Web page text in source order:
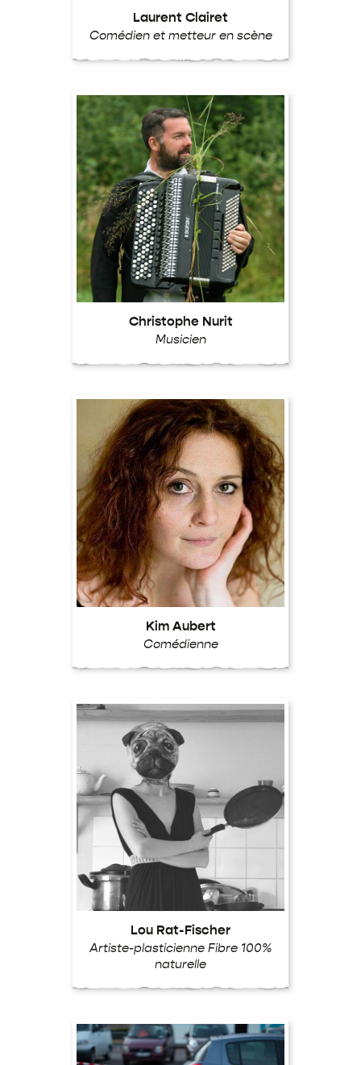
Laurent Clairet
Comédien et metteur en scène
Christophe Nurit
Musicien
Kim Aubert
Comédienne
Lou Rat-Fischer
Artiste-plasticienne Fibre 100%
naturelle